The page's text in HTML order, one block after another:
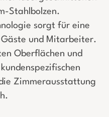
Stahlbolzen.
sorgt für eine
und Mitarbeiter.
Oberflächen und
Zimmerausstattung